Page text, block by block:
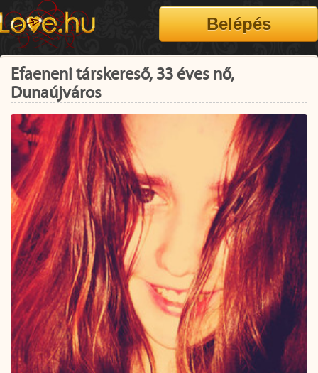
Efaeneni társkereső, 33 éves nő,
Dunaújváros